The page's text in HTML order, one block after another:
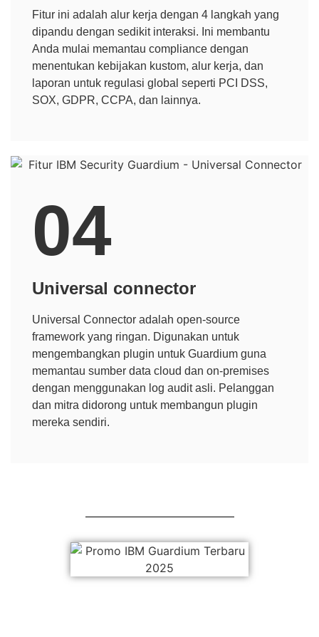
Fitur ini adalah alur kerja dengan 4 langkah yang
dipandu dengan sedikit interaksi. Ini membantu
Anda mulai memantau compliance dengan
menentukan kebijakan kustom, alur kerja, dan
laporan untuk regulasi global seperti PCI DSS,
SOX, GDPR, CCPA, dan lainnya.
04
Universal connector
Universal Connector adalah open-source
framework yang ringan. Digunakan untuk
mengembangkan plugin untuk Guardium guna
memantau sumber data cloud dan on-premises
dengan menggunakan log audit asli. Pelanggan
dan mitra didorong untuk membangun plugin
mereka sendiri.